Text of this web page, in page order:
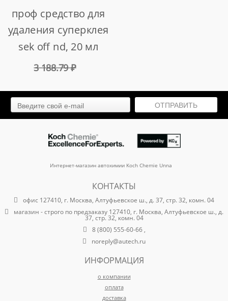
проф средство для
удаления суперклея
sek off nd, 20 мл
арт. lz-850586
3 188.79₽
ОТПРАВИТЬ
Интернет-магазин автохимии Koch Chemie Unna
КОНТАКТЫ
офис 127410, г. Москва, Алтуфьевское ш., д. 37, стр. 32, комн. 04
магазин - строго по предзаказу 127410, г. Москва, Алтуфьевское ш., д.
37, стр. 32, комн. 04
8 (800) 555-60-66 ,
noreply@autech.ru
ИНФОРМАЦИЯ
о компании
оплата
доставка